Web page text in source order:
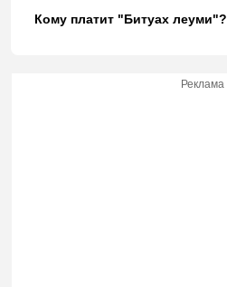
Кому платит "Битуах леуми"?
Реклама